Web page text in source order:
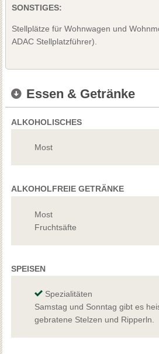
SONSTIGES:
Stellplätze für Wohnwagen und
ADAC Stellplatzführer).
Essen & Getränke
ALKOHOLISCHES
Most
ALKOHOLFREIE GETRÄNKE
Most
Fruchtsäfte
SPEISEN
Spezialitäten
Samstag und Sonntag gibt es
gebratene Stelzen und Ripperln.